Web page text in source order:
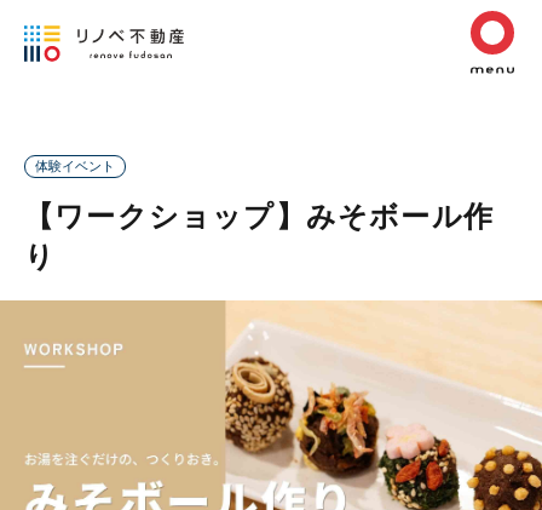
体験イベント
【ワークショップ】みそボール作
り